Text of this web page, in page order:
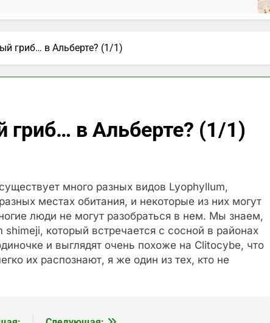
гриб… в Альберте? (1/1)
в Альберте? (1/1)
много разных видов Lyophyllum,
местах обитания, и некоторые из них могут
люди не могут разобраться в нем. Мы знаем,
который встречается с сосной в районах
и выглядят очень похоже на Clitocybe, что
их распознают, я же один из тех, кто не